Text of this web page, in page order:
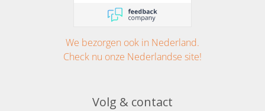
We bezorgen ook in Nederland.
Check nu onze Nederlandse site!
Volg & contact